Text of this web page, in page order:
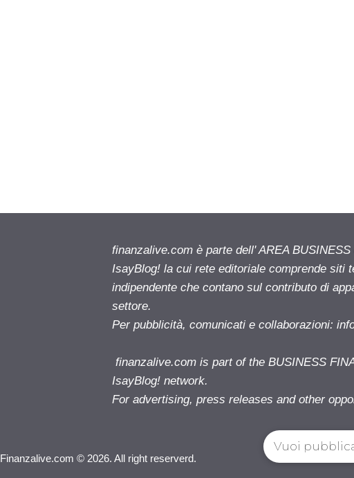
finanzalive.com è parte dell' AREA
IsayBlog! la cui rete editoriale comprende siti
indipendente che contano sul contributo di
settore.
Per pubblicità, comunicati e collaborazioni:
finanzalive.com is part of the BUSINESS
IsayBlog! network.
For advertising, press releases and other
Finanzalive.com © 2026. All right reserverd.
Vuoi